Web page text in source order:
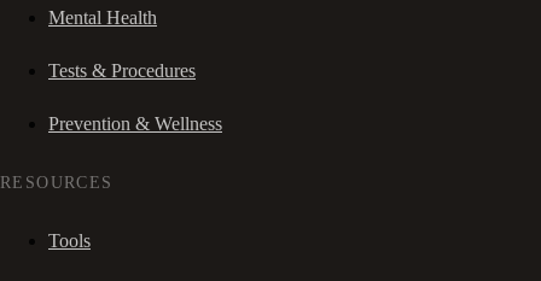
Mental Health
Tests & Procedures
Prevention & Wellness
RESOURCES
Tools